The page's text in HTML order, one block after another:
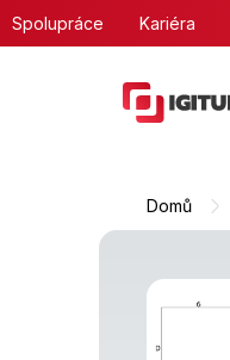
naSpolupráce Kariéra
Domů